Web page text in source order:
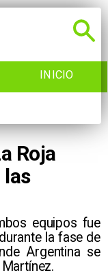
INICIO
Roja
equipos fue
la fase de
Argentina se